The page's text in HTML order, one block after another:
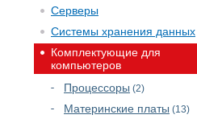
Серверы
Системы хранения данных
Комплектующие для
компьютеров
Процессоры (2)
Материнские платы (13)